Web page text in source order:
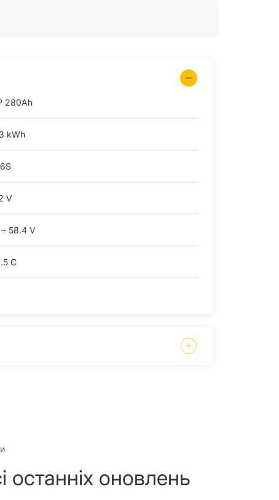
280Ah
kWh
V
58.4 V
C
останніх оновлень